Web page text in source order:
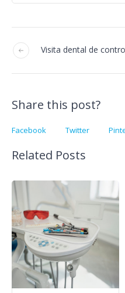
Visita dental de
Share this post?
Facebook Twitter
Related Posts